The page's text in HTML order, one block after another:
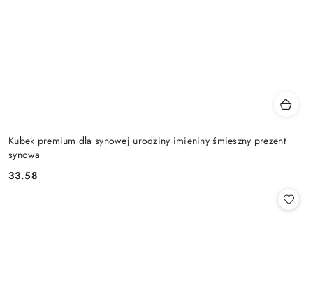
Kubek premium dla synowej urodziny imieniny śmieszny prezent
synowa
Cena:
33.58